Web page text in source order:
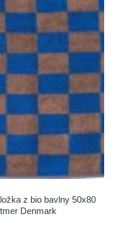
z bio bavlny 50x80
Denmark